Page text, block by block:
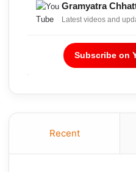
Gramyatra
Latest videos and
Subscribe on
Recent